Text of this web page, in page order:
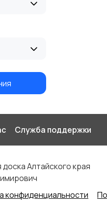
Служба поддержки
Алтайского края
конфиденциальности